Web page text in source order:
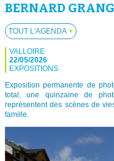
BERNARD
TOUT L'AGENDA +
VALLOIRE
22/05/2026
EXPOSITIONS
Exposition permanente de
total, une quinzaine de
représentent des scènes de
famille.